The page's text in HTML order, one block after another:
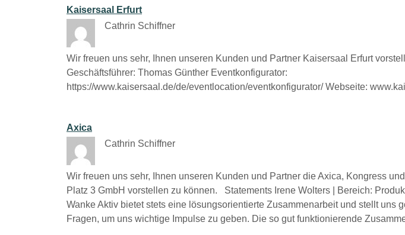
Kaisersaal Erfurt
Cathrin Schiffner
Wir freuen uns sehr, Ihnen unseren Kunden und Partner Kaisersaal Erfurt
Geschäftsführer: Thomas Günther Eventkonfigurator:
https://www.kaisersaal.de/de/eventlocation/eventkonfigurator/ Webseite:
Axica
Cathrin Schiffner
Wir freuen uns sehr, Ihnen unseren Kunden und Partner die Axica, Kongress
Platz 3 GmbH vorstellen zu können. Statements Irene Wolters | Bereich:
Wanke Aktiv bietet stets eine lösungsorientierte Zusammenarbeit und stellt uns
Fragen, um uns wichtige Impulse zu geben. Die so gut funktionierende